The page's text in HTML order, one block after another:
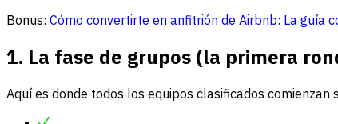
Bonus: Cómo convertirte en anfitrión de Airbnb: La guía
1. La fase de grupos (la primera
Aquí es donde todos los equipos clasificados comienzan